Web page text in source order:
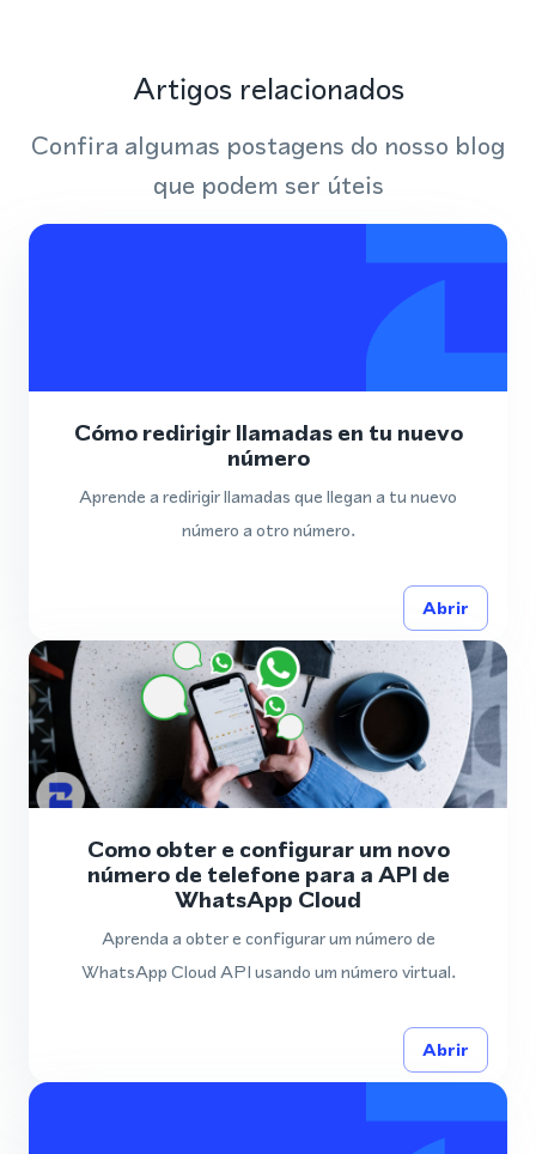
Artigos relacionados
Confira algumas postagens do nosso blog
que podem ser úteis
Cómo redirigir llamadas en tu nuevo
número
Aprende a redirigir llamadas que llegan a tu nuevo
número a otro número.
Abrir
Como obter e configurar um novo
número de telefone para a API de
WhatsApp Cloud
Aprenda a obter e configurar um número de
WhatsApp Cloud API usando um número virtual.
Abrir